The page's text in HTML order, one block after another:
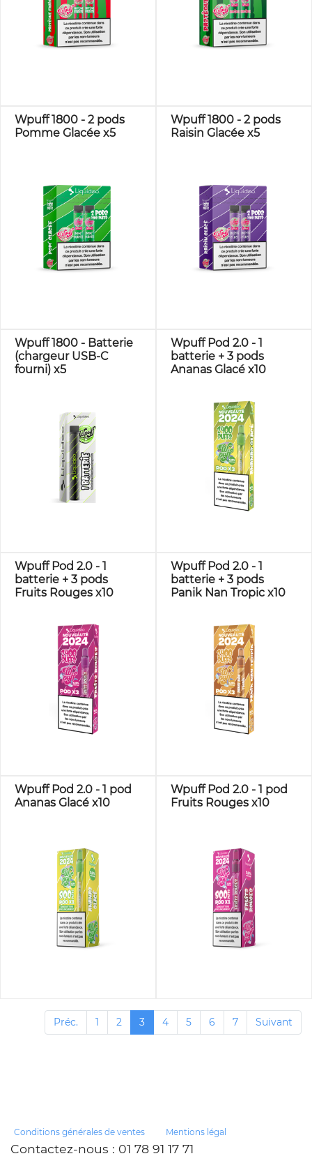
Wpuff 1800 - 2 pods
Pomme Glacée x5
Wpuff 1800 - 2 pods
Raisin Glacée x5
Wpuff 1800 - Batterie
(chargeur USB-C
fourni) x5
Wpuff Pod 2.0 - 1
batterie + 3 pods
Ananas Glacé x10
Wpuff Pod 2.0 - 1
batterie + 3 pods
Fruits Rouges x10
Wpuff Pod 2.0 - 1
batterie + 3 pods
Panik Nan Tropic x10
Wpuff Pod 2.0 - 1 pod
Ananas Glacé x10
Wpuff Pod 2.0 - 1 pod
Fruits Rouges x10
Préc. 1 2 3 4 5 6 7 Suivant
Conditions générales de ventes Mentions légal
Contactez-nous : 01 78 91 17 71